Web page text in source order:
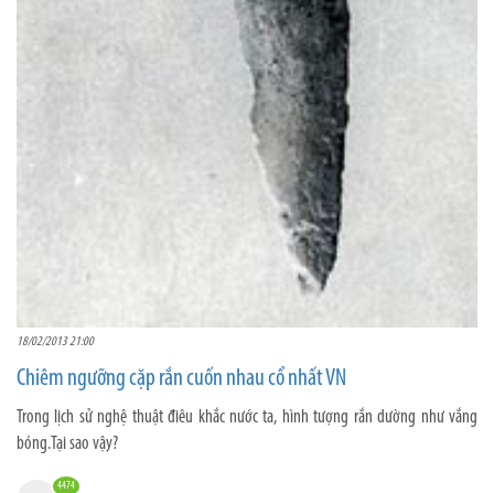
18/02/2013 21:00
Chiêm ngưỡng cặp rắn cuốn nhau cổ nhất VN
Trong lịch sử nghệ thuật điêu khắc nước ta, hình tượng rắn dường như vắng
bóng.Tại sao vậy?
4474